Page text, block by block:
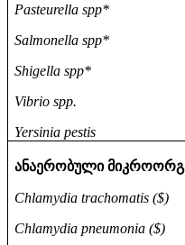
Pasteurella spp*
Salmonella spp*
Shigella spp*
Vibrio spp.
Yersinia pestis
ანაერობული
Chlamydia trachomatis ($)
Chlamydia pneumonia ($)